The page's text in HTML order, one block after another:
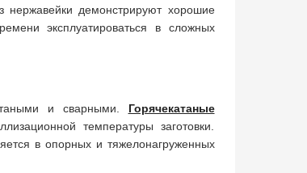
нержавейки демонстрируют хорошие
эксплуатироваться в сложных
и сварными. Горячекатаные
температуры заготовки.
в опорных и тяжелонагруженных